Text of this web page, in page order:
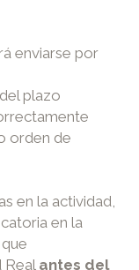
enviarse por
plazo
orden de
en la actividad,
en la
Real antes del